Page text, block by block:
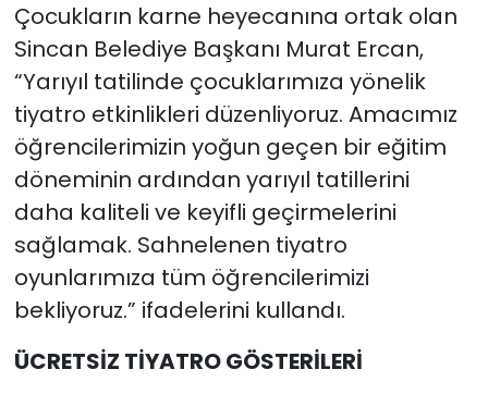
Çocukların karne heyecanına ortak olan
Sincan Belediye Başkanı Murat Ercan,
“Yarıyıl tatilinde çocuklarımıza yönelik
tiyatro etkinlikleri düzenliyoruz. Amacımız
öğrencilerimizin yoğun geçen bir eğitim
döneminin ardından yarıyıl tatillerini
daha kaliteli ve keyifli geçirmelerini
sağlamak. Sahnelenen tiyatro
oyunlarımıza tüm öğrencilerimizi
bekliyoruz.” ifadelerini kullandı.
ÜCRETSİZ TİYATRO GÖSTERİLERİ